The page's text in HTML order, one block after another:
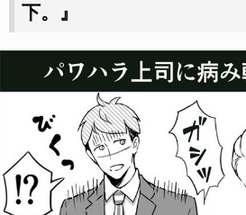
下。』